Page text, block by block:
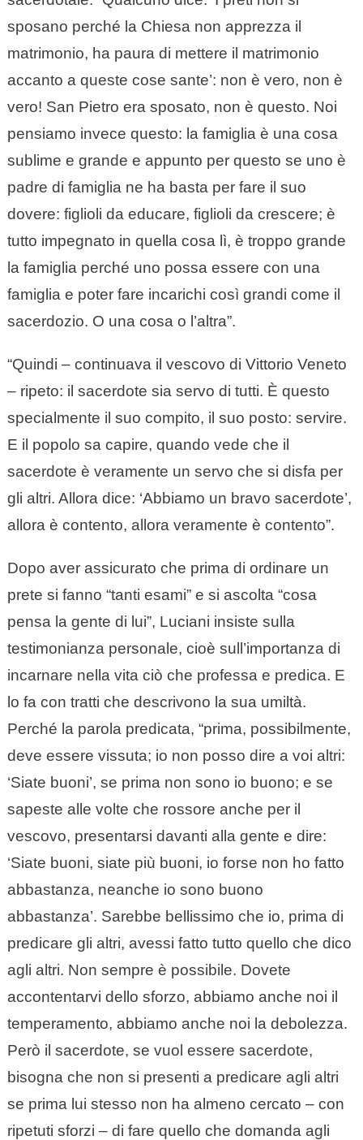
sposano perché la Chiesa non apprezza il
matrimonio, ha paura di mettere il matrimonio
accanto a queste cose sante’: non è vero, non è
vero! San Pietro era sposato, non è questo. Noi
pensiamo invece questo: la famiglia è una cosa
sublime e grande e appunto per questo se uno è
padre di famiglia ne ha basta per fare il suo
dovere: figlioli da educare, figlioli da crescere; è
tutto impegnato in quella cosa lì, è troppo grande
la famiglia perché uno possa essere con una
famiglia e poter fare incarichi così grandi come il
sacerdozio. O una cosa o l’altra”.
“Quindi – continuava il vescovo di Vittorio Veneto
– ripeto: il sacerdote sia servo di tutti. È questo
specialmente il suo compito, il suo posto: servire.
E il popolo sa capire, quando vede che il
sacerdote è veramente un servo che si disfa per
gli altri. Allora dice: ‘Abbiamo un bravo sacerdote’,
allora è contento, allora veramente è contento”.
Dopo aver assicurato che prima di ordinare un
prete si fanno “tanti esami” e si ascolta “cosa
pensa la gente di lui”, Luciani insiste sulla
testimonianza personale, cioè sull’importanza di
incarnare nella vita ciò che professa e predica. E
lo fa con tratti che descrivono la sua umiltà.
Perché la parola predicata, “prima, possibilmente,
deve essere vissuta; io non posso dire a voi altri:
‘Siate buoni’, se prima non sono io buono; e se
sapeste alle volte che rossore anche per il
vescovo, presentarsi davanti alla gente e dire:
‘Siate buoni, siate più buoni, io forse non ho fatto
abbastanza, neanche io sono buono
abbastanza’. Sarebbe bellissimo che io, prima di
predicare gli altri, avessi fatto tutto quello che dico
agli altri. Non sempre è possibile. Dovete
accontentarvi dello sforzo, abbiamo anche noi il
temperamento, abbiamo anche noi la debolezza.
Però il sacerdote, se vuol essere sacerdote,
bisogna che non si presenti a predicare agli altri
se prima lui stesso non ha almeno cercato – con
ripetuti sforzi – di fare quello che domanda agli